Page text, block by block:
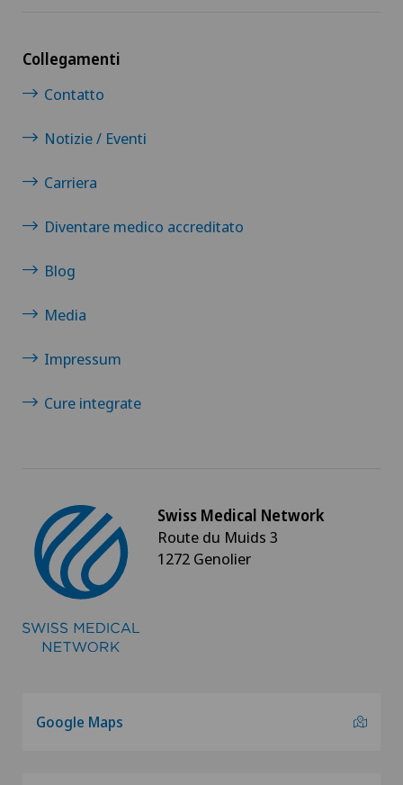
Collegamenti
Contatto
Notizie / Eventi
Carriera
Diventare medico accreditato
Blog
Media
Impressum
Cure integrate
Swiss Medical Network
Route du Muids 3
1272 Genolier
Google Maps